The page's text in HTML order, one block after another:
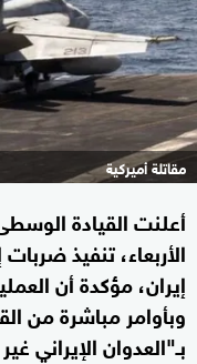
مقاتلة أميركية
أعلنت القيادة
الأربعاء، تنفيذ
إيران، مؤكدة أن
وبأوامر مباشرة من
بـ"العدوان الإيراني